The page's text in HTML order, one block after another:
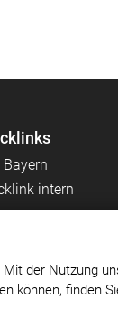
Bayern
intern
der Nutzung
können, finden